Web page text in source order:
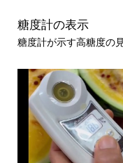
糖度計の表示
糖度計が示す高糖度の